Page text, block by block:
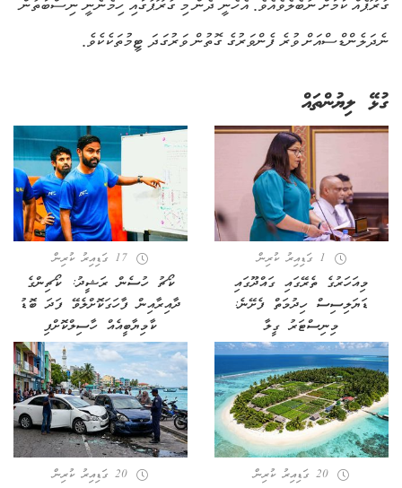
ގުރޫޕެއް ކަމަށް ނުބެލެވެއެވެ. އެހެނީ ދެން މި ގުރޫޕުގައި ހިމެނެނީ ނިސްބަތުން
ނެދަލެންޑްސްއަށް ވުރެ ފެންވަރުގެ ގޮތުން ވަރުގަދަ ޓީމުތަކެކެވެ.
ގުޅޭ ލިޔުންތައް
1 ގަޑިއިރު ކުރިން
މިއަހަރުގެ ތެރޭގައި ގައްދޫގައި
ޑަޔަލިސިސް ހިދުމަތް ފެށޭނެ:
މިނިސްޓަރު ގީލާ
17 ގަޑިއިރު ކުރިން
ކޯޗު ހުސެން ރަޝީދު: ކޯޗިންގެ
ދާއިރާއިން ފާހަގަކޮށްލެވޭ ފަދަ ބޮޑު
ކާމިޔާބީއެއް ހާސިލްކޮށްފި
20 ގަޑިއިރު ކުރިން 20 ގަޑިއިރު ކުރިން